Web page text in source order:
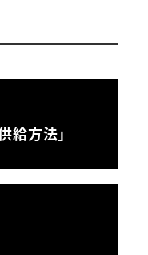
給方法」